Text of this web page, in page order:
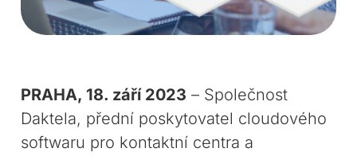
PRAHA, 18. září 2023 – Společnost
Daktela, přední poskytovatel cloudového
softwaru pro kontaktní centra a